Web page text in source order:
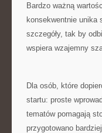
Bardzo ważną
konsekwentnie unika
szczegóły, tak by
wspiera wzajemny
Dla osób, które
startu: proste
tematów pomagają
przygotowano